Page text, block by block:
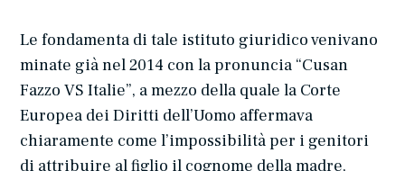
Le fondamenta di tale istituto giuridico venivano
minate già nel 2014 con la pronuncia “Cusan
Fazzo VS Italie”, a mezzo della quale la Corte
Europea dei Diritti dell’Uomo affermava
chiaramente come l’impossibilità per i genitori
di attribuire al figlio il cognome della madre,